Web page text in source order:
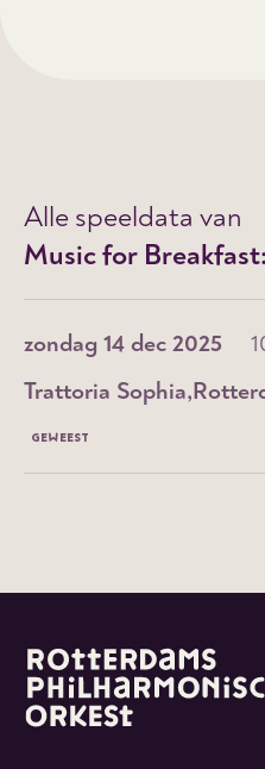
Alle speeldata van
Music for
zondag 14 dec 2025
Trattoria Sophia
GEWEEST